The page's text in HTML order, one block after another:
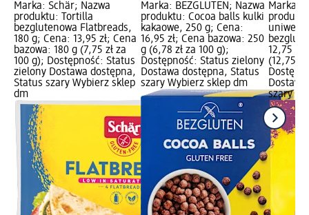
Marka: Schär; Nazwa
produktu: Tortilla
bezglutenowa Flatbreads,
180 g; Cena: 13,95 zł; Cena
bazowa: 180 g (7,75 zł za
100 g); Dostępność: Status
zielony Dostawa dostępna,
Status szary Wybierz sklep
dm
Marka: BEZGLUTEN; Nazwa
produktu: Cocoa balls kulki
kakaowe, 250 g; Cena:
16,95 zł; Cena bazowa: 250
g (6,78 zł za 100 g);
Dostępność: Status zielony
Dostawa dostępna, Status
szary Wybierz sklep dm
Marka:
12,75
(12,75
szary